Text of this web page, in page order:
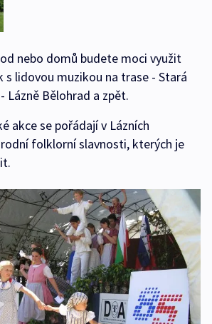
nebo domů budete moci využit
s lidovou muzikou na trase - Stará
Lázně Bělohrad a zpět.
akce se pořádají v Lázních
folklorní slavnosti, kterých je